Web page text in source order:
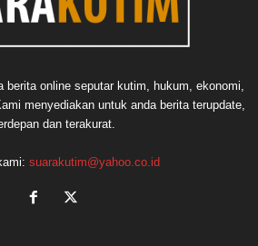
berita online seputar kutim, hukum, ekonomi,
menyediakan untuk anda berita terupdate,
dan terakurat.
suarakutim@yahoo.co.id